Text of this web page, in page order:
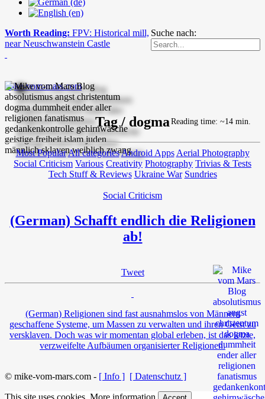
Suche nach:
Worth Reading: FPV: Historical mill,
near Neuschwanstein Castle
mike-vom-mars.com
Tag / dogma
Most PopularAll categoriesAndroid Apps Aerial Photography
Social Criticism Various Creativity Photography Trivias & Tests
Tech Stuff & Reviews Ukraine War Sundries
Social Criticism
(German) Schafft endlich die Religionen
ab!
Tweet
Reading time: ~14 min.
(German) Religionen sind fast ausnahmslos von Männern
geschaffene Systeme, um Massen zu verwalten und ihren Geist zu
versklaven. Doch was wir momentan global erleben, ist das letzte,
verzweifelte Aufbäumen organisierter Religionen.
© mike-vom-mars.com - [ Info ] [ Datenschutz ]
This site uses cookies. More information